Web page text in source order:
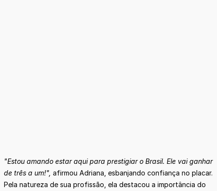
"Estou amando estar aqui para prestigiar o Brasil. Ele vai ganhar
de três a um!", afirmou Adriana, esbanjando confiança no placar.
Pela natureza de sua profissão, ela destacou a importância do